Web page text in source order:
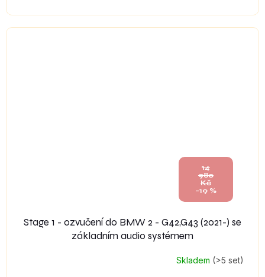
14
980
Kč
–19 %
Stage 1 - ozvučení do BMW 2 - G42,G43 (2021-) se
základním audio systémem
Skladem (>5 set)